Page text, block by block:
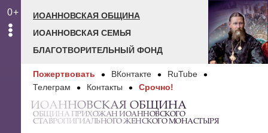
0+
ИОАННОВСКАЯ ОБЩИНА
ИОАННОВСКАЯ СЕМЬЯ
БЛАГОТВОРИТЕЛЬНЫЙ ФОНД
Пожертвовать ВКонтакте
RuTube
Телеграм
Контакты Срочно!
ИОАННОВСКАЯ ОБЩИНА
ОБЩИНА ПРИХОЖАН ИОАННОВСКОГО
СТАВРОПИГИАЛЬНОГО ЖЕНСКОГО МОНАСТЫРЯ